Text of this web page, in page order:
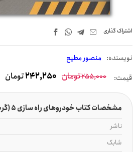
اشتراک‌ گذاری
نويسنده: منصور مطیع
قیمت: 255,000تومان 242,250تومان
مشخصات کتاب خودروهای راه سازی 5 (گریدر)
ناشر
شابک